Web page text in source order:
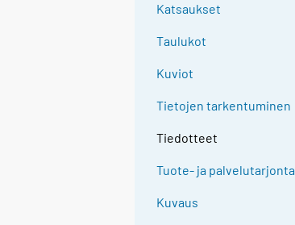
Katsaukset
Taulukot
Kuviot
Tietojen tarkentuminen
Tiedotteet
Tuote- ja palvelutarjonta
Kuvaus